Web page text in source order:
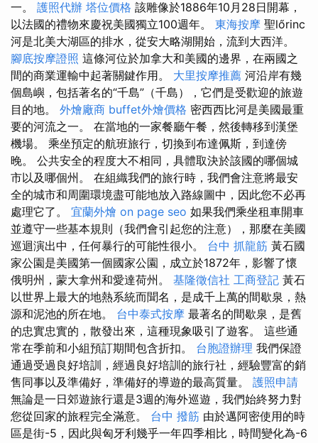
一。 護照代辦 塔位價格 該雕像於1886年10月28日開幕，
以法國的禮物來慶祝美國獨立100週年。 東海按摩 聖lőrinc
河是北美大湖區的排水，從安大略湖開始，流到大西洋。
腳底按摩證照 這條河位於加拿大和美國的邊界，在兩國之
間的商業運輸中起著關鍵作用。 大里按摩推薦 河沿岸有幾
個島嶼，包括著名的“千島”（千島），它們是受歡迎的旅遊
目的地。 外燴廠商 buffet外燴價格 密西西比河是美國最重
要的河流之一。 在當地的一家餐廳午餐，然後轉移到漢堡
機場。 乘坐預定的航班旅行，切換到布達佩斯，到達傍
晚。 公共安全的程度大不相同，具體取決於該國的哪個城
市以及哪個州。 在組織我們的旅行時，我們會注意將最安
全的城市和周圍環境盡可能地放入路線圖中，因此您不必再
處理它了。 宜蘭外燴 on page seo 如果我們乘坐租車開車
並遵守一些基本規則（我們會引起您的注意），那麼在美國
巡迴演出中，任何暴行的可能性很小。 台中 抓龍筋 黃石國
家公園是美國第一個國家公園，成立於1872年，影響了懷
俄明州，蒙大拿州和愛達荷州。 基隆徵信社 工商登記 黃石
以世界上最大的地熱系統而聞名，是成千上萬的間歇泉，熱
源和泥池的所在地。 台中泰式按摩 最著名的間歇泉，是舊
的忠實忠實的，散發出來，這種現象吸引了遊客。 這些通
常在季前和小組預訂期間包含折扣。 台胞證辦理 我們保證
通過受過良好培訓，經過良好培訓的旅行社，經驗豐富的銷
售同事以及準備好，準備好的導遊的最高質量。 護照申請
無論是一日郊遊旅行還是3週的海外巡遊，我們始終努力對
您從回家的旅程完全滿意。 台中 撥筋 由於邁阿密使用的時
區是街-5，因此與匈牙利幾乎一年四季相比，時間變化為-6